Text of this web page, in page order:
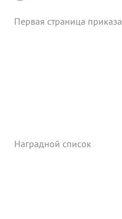
Первая страница приказа
Наградной список